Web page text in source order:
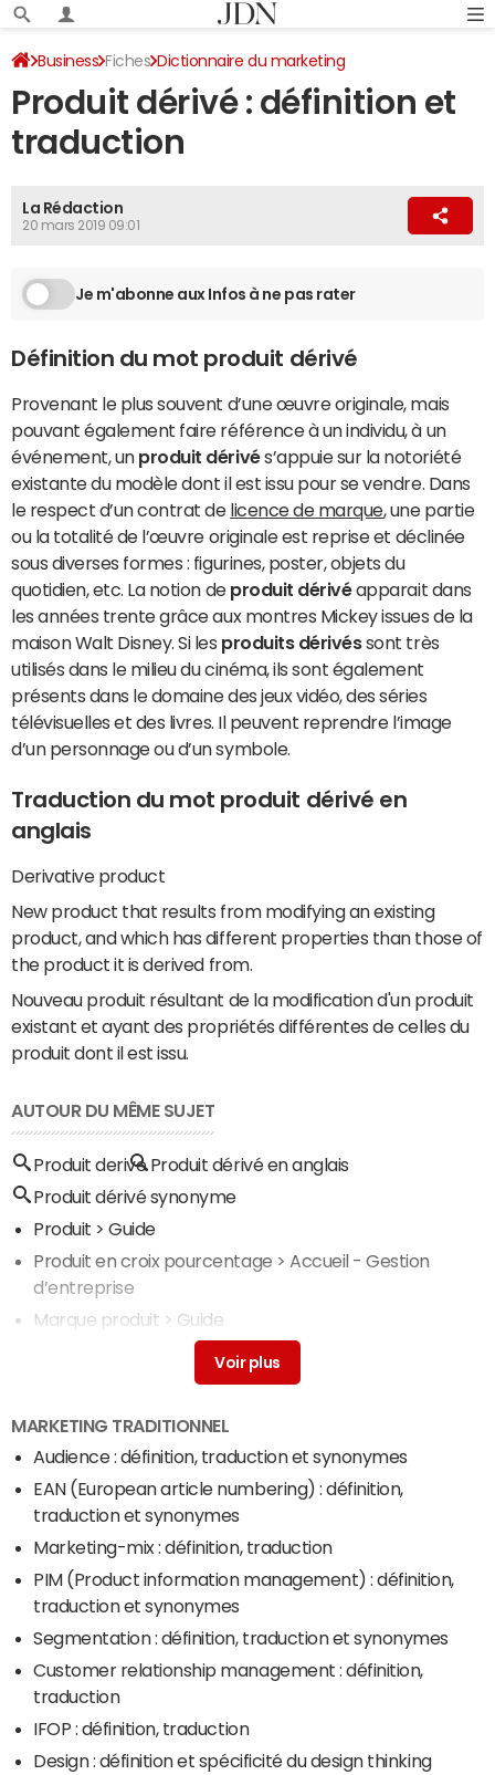
Business Fiches Dictionnaire du marketing
Marketing traditionnel
Produit dérivé : définition et
traduction
La Rédaction
20 mars 2019 09:01
Je m'abonne aux Infos à ne pas rater
Définition du mot produit dérivé
Provenant le plus souvent d’une œuvre originale, mais
pouvant également faire référence à un individu, à un
événement, un produit dérivés’appuie sur la notoriété
existante du modèle dont il est issu pour se vendre. Dans
le respect d’un contrat de licence de marque, une partie
ou la totalité de l’œuvre originale est reprise et déclinée
sous diverses formes : figurines, poster, objets du
quotidien, etc. La notion de produit dérivéapparait dans
les années trente grâce aux montres Mickey issues de la
maison Walt Disney. Si les produits dérivéssont très
utilisés dans le milieu du cinéma, ils sont également
présents dans le domaine des jeux vidéo, des séries
télévisuelles et des livres. Il peuvent reprendre l’image
d’un personnage ou d’un symbole.
Traduction du mot produit dérivé en
anglais
Derivative product
New product that results from modifying an existing
product, and which has different properties than those of
the product it is derived from.
Nouveau produit résultant de la modification d'un produit
existant et ayant des propriétés différentes de celles du
produit dont il est issu.
AUTOUR DU MÊME SUJET
Produit derive Produit dérivé en anglais
Produit dérivé synonyme
Produit > Guide
Produit en croix pourcentage > Accueil - Gestion
d’entreprise
Marque produit > Guide
> Accueil - Investissement
> Guide
MARKETING TRADITIONNEL
Audience : définition, traduction et synonymes
EAN (European article numbering) : définition,
traduction et synonymes
Marketing-mix : définition, traduction
PIM (Product information management) : définition,
traduction et synonymes
Segmentation : définition, traduction et synonymes
Customer relationship management : définition,
traduction
IFOP : définition, traduction
Design : définition et spécificité du design thinking